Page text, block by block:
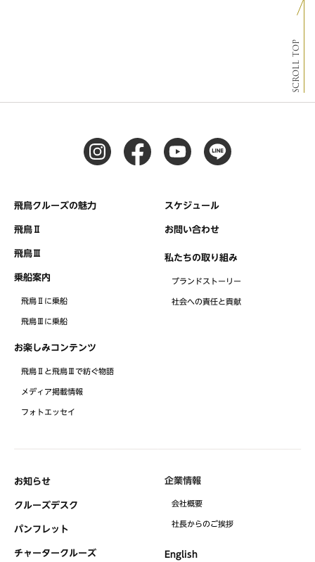
SCROLL TOP
飛鳥クルーズの魅力
飛鳥Ⅱ
飛鳥Ⅲ
乗船案内
飛鳥Ⅱに乗船
飛鳥Ⅲに乗船
お楽しみコンテンツ
飛鳥Ⅱと飛鳥Ⅲで紡ぐ物語
メディア掲載情報
フォトエッセイ
スケジュール
お問い合わせ
私たちの取り組み
ブランドストーリー
社会への責任と貢献
お知らせ
クルーズデスク
パンフレット
チャータークルーズ
企業情報
会社概要
社⻑からのご挨拶
English